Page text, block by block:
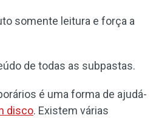
somente leitura e força a
de todas as subpastas.
é uma forma de ajudá-
disco. Existem várias